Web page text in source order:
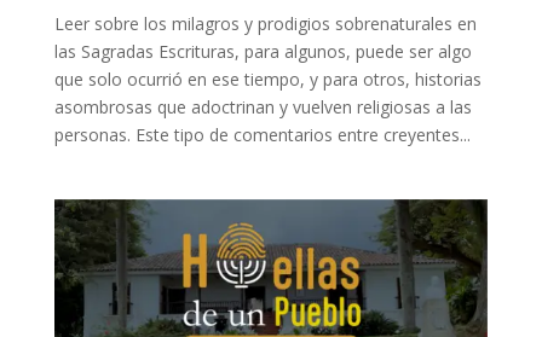
Leer sobre los milagros y prodigios sobrenaturales en
las Sagradas Escrituras, para algunos, puede ser algo
que solo ocurrió en ese tiempo, y para otros, historias
asombrosas que adoctrinan y vuelven religiosas a las
personas. Este tipo de comentarios entre creyentes...